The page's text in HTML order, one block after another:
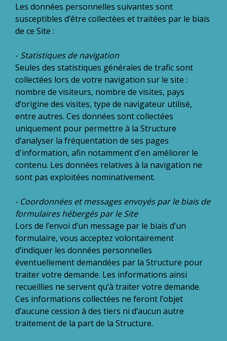
Les données personnelles suivantes sont
susceptibles d’être collectées et traitées par le biais
de ce Site :
- Statistiques de navigation
Seules des statistiques générales de trafic sont
collectées lors de votre navigation sur le site :
nombre de visiteurs, nombre de visites, pays
d’origine des visites, type de navigateur utilisé,
entre autres. Ces données sont collectées
uniquement pour permettre à la Structure
d’analyser la fréquentation de ses pages
d'information, afin notamment d'en améliorer le
contenu. Les données relatives à la navigation ne
sont pas exploitées nominativement.
- Coordonnées et messages envoyés par le biais de
formulaires hébergés par le Site
Lors de l’envoi d’un message par le biais d’un
formulaire, vous acceptez volontairement
d’indiquer les données personnelles
éventuellement demandées par la Structure pour
traiter votre demande. Les informations ainsi
recueillies ne servent qu’à traiter votre demande.
Ces informations collectées ne feront l’objet
d’aucune cession à des tiers ni d’aucun autre
traitement de la part de la Structure.